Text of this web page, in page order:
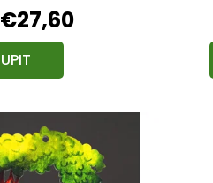
€27,60